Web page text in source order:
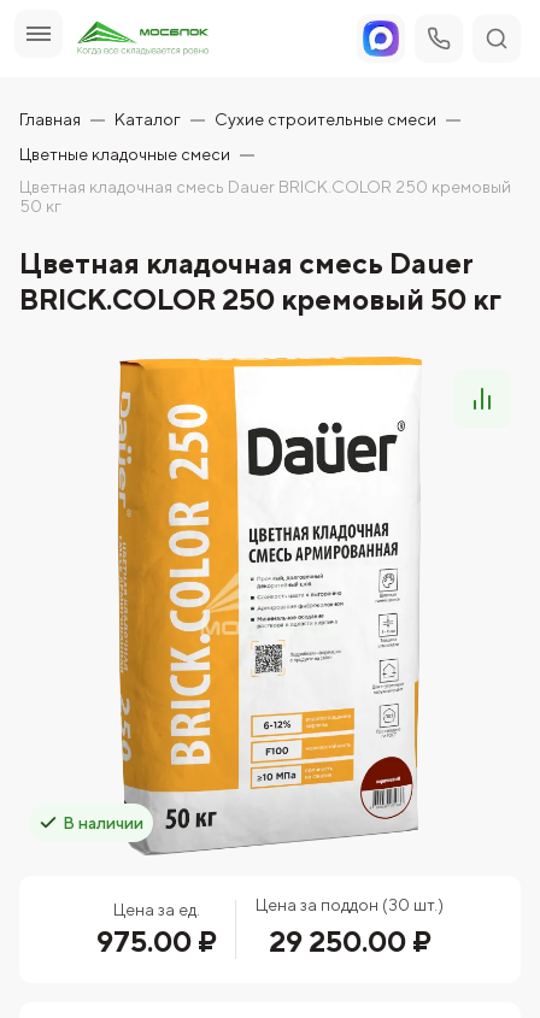
Главная Каталог
Сухие строительные смеси
Цветные кладочные смеси
Цветная кладочная смесь Dauer BRICK.COLOR 250 кремовый
50 кг
Цветная кладочная смесь Dauer
BRICK.COLOR 250 кремовый 50 кг
В наличии
Цена за ед.
975.00 ₽
Цена за поддон (30 шт.)
29 250.00 ₽